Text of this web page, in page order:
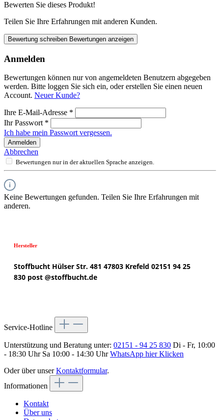
Bewerten Sie dieses Produkt!
Teilen Sie Ihre Erfahrungen mit anderen Kunden.
Bewertung schreiben Bewertungen anzeigen
Anmelden
Bewertungen können nur von angemeldeten Benutzern abgegeben
werden. Bitte loggen Sie sich ein, oder erstellen Sie einen neuen
Account. Neuer Kunde?
Ihre E-Mail-Adresse *
Ihr Passwort *
Ich habe mein Passwort vergessen.
Anmelden
Abbrechen
Bewertungen nur in der aktuellen Sprache anzeigen.
Keine Bewertungen gefunden. Teilen Sie Ihre Erfahrungen mit
anderen.
Hersteller
Stoffbucht Hülser Str. 481 47803 Krefeld 02151 94 25
830 post @stoffbucht.de
Service-Hotline
Unterstützung und Beratung unter: 02151 - 94 25 830 Di - Fr, 10:00
- 18:30 Uhr Sa 10:00 - 14:30 UhrWhatsApp hier Klicken
Oder über unserKontaktformular.
Informationen
Kontakt
Über uns